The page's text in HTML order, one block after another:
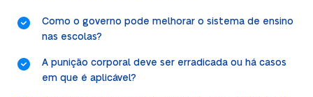
Como o governo pode melhorar o sistema de ensino
nas escolas?
A punição corporal deve ser erradicada ou há casos
em que é aplicável?